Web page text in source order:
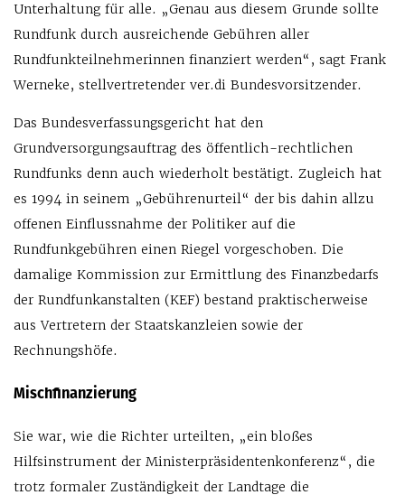
Unterhaltung für alle. „Genau aus diesem Grunde sollte
Rundfunk durch ausreichende Gebühren aller
Rundfunkteilnehmerinnen finanziert werden“, sagt Frank
Werneke, stellvertretender ver.di Bundesvorsitzender.
Das Bundesverfassungsgericht hat den
Grundversorgungsauftrag des öffentlich-rechtlichen
Rundfunks denn auch wiederholt bestätigt. Zugleich hat
es 1994 in seinem „Gebührenurteil“ der bis dahin allzu
offenen Einflussnahme der Politiker auf die
Rundfunkgebühren einen Riegel vorgeschoben. Die
damalige Kommission zur Ermittlung des Finanzbedarfs
der Rundfunkanstalten (KEF) bestand praktischerweise
aus Vertretern der Staatskanzleien sowie der
Rechnungshöfe.
Mischfinanzierung
Sie war, wie die Richter urteilten, „ein bloßes
Hilfsinstrument der Ministerpräsidentenkonferenz“, die
trotz formaler Zuständigkeit der Landtage die